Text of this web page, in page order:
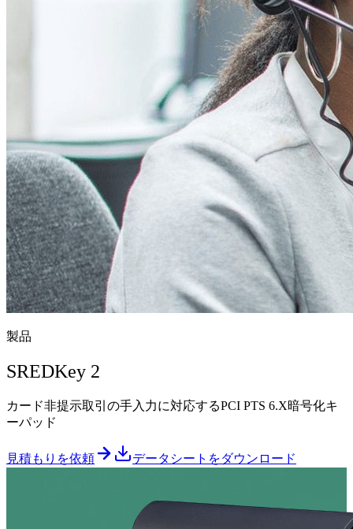
製品
SREDKey 2
カード非提示取引の手入力に対応するPCI PTS 6.X暗号化キ
ーパッド
見積もりを依頼 データシートをダウンロード